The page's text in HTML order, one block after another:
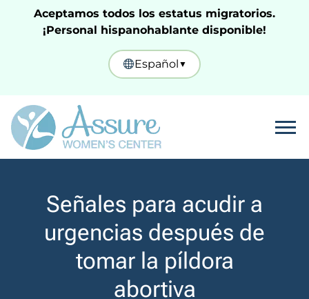
Aceptamos todos los estatus migratorios.
¡Personal hispanohablante disponible!
Español ▼
Señales para acudir a
urgencias después de
tomar la píldora
abortiva